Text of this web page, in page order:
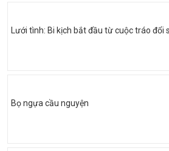
Lưới tình: Bi kịch bắt đầu từ cuộc tráo đổi
Bọ ngựa cầu nguyện